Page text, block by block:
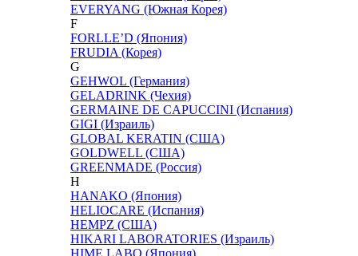
EVERYANG (Южная Корея)
F
FORLLE’D (Япония)
FRUDIA (Корея)
G
GEHWOL (Германия)
GELADRINK (Чехия)
GERMAINE DE CAPUCCINI (Испания)
GIGI (Израиль)
GLOBAL KERATIN (США)
GOLDWELL (США)
GREENMADE (Россия)
H
HANAKO (Япония)
HELIOCARE (Испания)
HEMPZ (США)
HIKARI LABORATORIES (Израиль)
HIME LABO (Япония)